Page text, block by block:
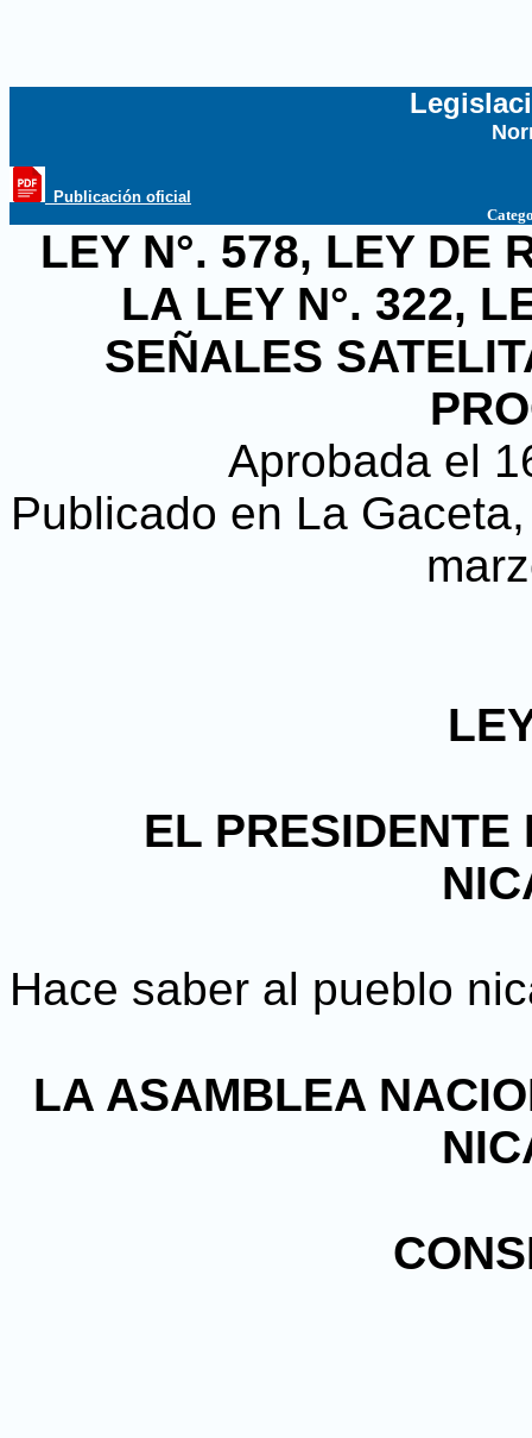
_Publicación oficial
LEY N°. 578, LEY DE
LA LEY N°. 322,
SEÑALES
Aprobada el
Publicado en La
EL
Hace saber al pueblo
LA ASAMBLEA